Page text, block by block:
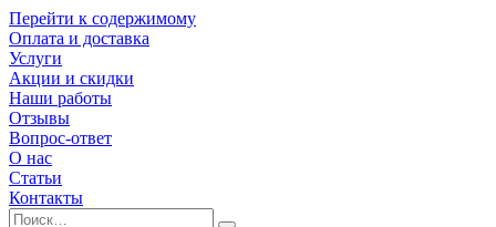
Перейти к содержимому
Оплата и доставка
Услуги
Акции и скидки
Наши работы
Отзывы
Вопрос-ответ
О нас
Статьи
Контакты